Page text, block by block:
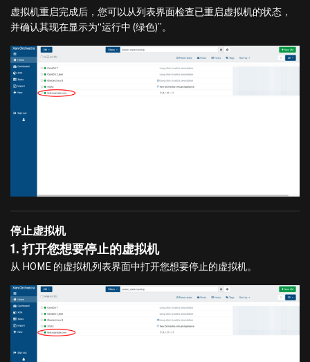
虚拟机重启完成后，您可以从列表界面检查已重启虚拟机的状态，
并确认其现在显示为“运行中 (绿色)”。
停止虚拟机
1. 打开您想要停止的虚拟机
从 HOME 的虚拟机列表界面中打开您想要停止的虚拟机。